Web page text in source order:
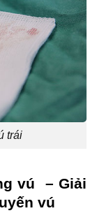
trái
vú – Giải
vú